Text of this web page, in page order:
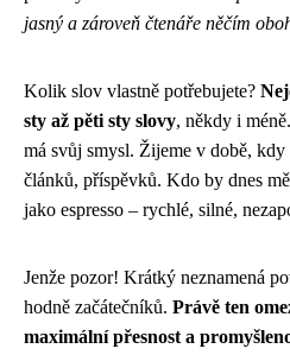
jasný a zároveň čtenáře něčím
Kolik slov vlastně potřebujete?
sty až pěti sty slovy, někdy i
má svůj smysl. Žijeme v době,
článků, příspěvků. Kdo by dnes
jako espresso – rychlé, silné,
Jenže pozor! Krátký neznamená
hodně začátečníků. Právě ten
maximální přesnost a